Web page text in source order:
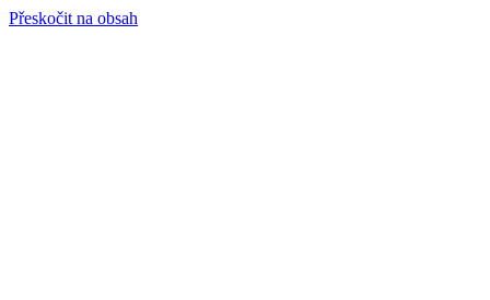
Přeskočit na obsah